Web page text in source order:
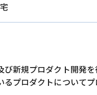
新規プロダクト開発を
プロダクトについて